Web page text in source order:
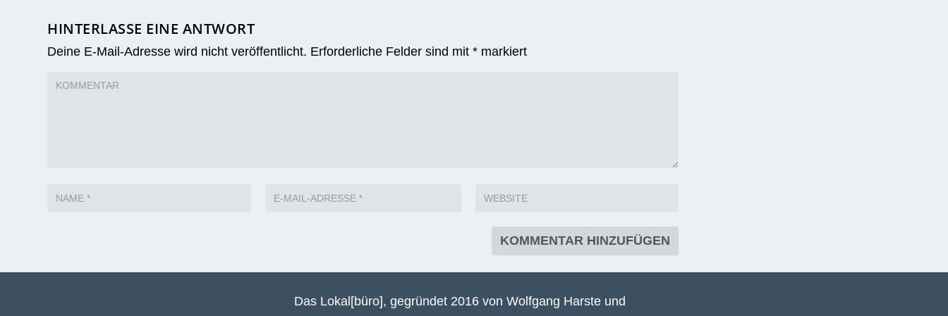
HINTERLASSE EINE ANTWORT
Deine E-Mail-Adresse wird nicht veröffentlicht. Erforderliche Felder sind mit* markiert
Das Lokal[büro], gegründet 2016 von Wolfgang Harste und